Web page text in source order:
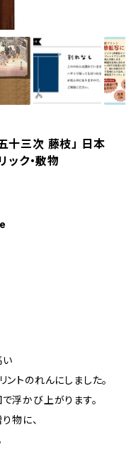
十三次 藤枝」 日本
ック・敷物
トのれんにしました。
浮かび上がります。
物に、